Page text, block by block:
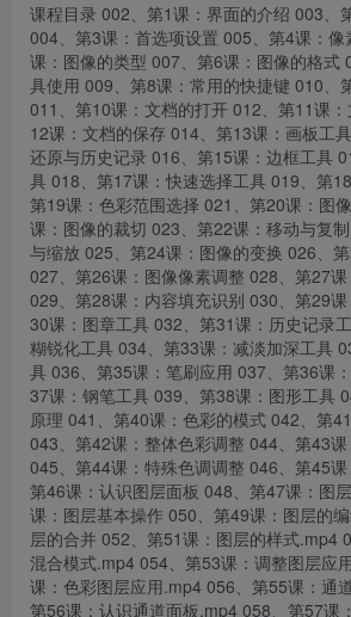
课程目录 002、第1课：界面的介绍 003、
004、第3课：首选项设置 005、第4课：
课：图像的类型 007、第6课：图像的格式
具使用 009、第8课：常用的快捷键 010、
011、第10课：文档的打开 012、第11课
12课：文档的保存 014、第13课：画板工
还原与历史记录 016、第15课：边框工具
具 018、第17课：快速选择工具 019、第
第19课：色彩范围选择 021、第20课：图
课：图像的裁切 023、第22课：移动与复
与缩放 025、第24课：图像的变换 026、
027、第26课：图像像素调整 028、第27
029、第28课：内容填充识别 030、第29
30课：图章工具 032、第31课：历史记录
糊锐化工具 034、第33课：减淡加深工具
具 036、第35课：笔刷应用 037、第36课
37课：钢笔工具 039、第38课：图形工具
原理 041、第40课：色彩的模式 042、第
043、第42课：整体色彩调整 044、第43
045、第44课：特殊色调调整 046、第45课
第46课：认识图层面板 048、第47课：图
课：图层基本操作 050、第49课：图层的
层的合并 052、第51课：图层的样式.mp4
混合模式.mp4 054、第53课：调整图层应
课：色彩图层应用.mp4 056、第55课：通
第56课：认识通道面板.mp4 058、第57课